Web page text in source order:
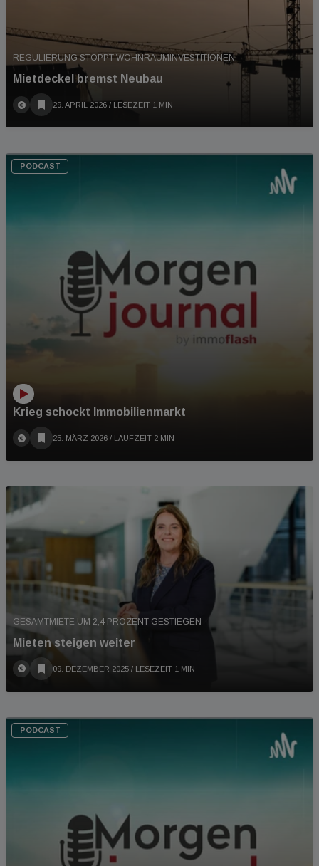
REGULIERUNG STOPPT WOHNRAUMINVESTITIONEN
Mietdeckel bremst Neubau
29. APRIL 2026 / LESEZEIT 1 MIN
PODCAST
Krieg schockt Immobilienmarkt
25. MÄRZ 2026 / LAUFZEIT 2 MIN
GESAMTMIETE UM 2,4 PROZENT GESTIEGEN
Mieten steigen weiter
09. DEZEMBER 2025 / LESEZEIT 1 MIN
PODCAST